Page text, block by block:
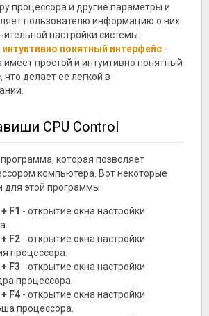
процессора и другие параметры и
пользователю информацию о них
настройки системы.
интуитивно понятный интерфейс -
простой и интуитивно понятный
что делает ее легкой в
CPU Control
программа, которая позволяет
компьютера. Вот некоторые
для этой программы:
F1 - открытие окна настройки
F2 - открытие окна настройки
процессора.
F3 - открытие окна настройки
процессора.
F4 - открытие окна настройки
процессора.